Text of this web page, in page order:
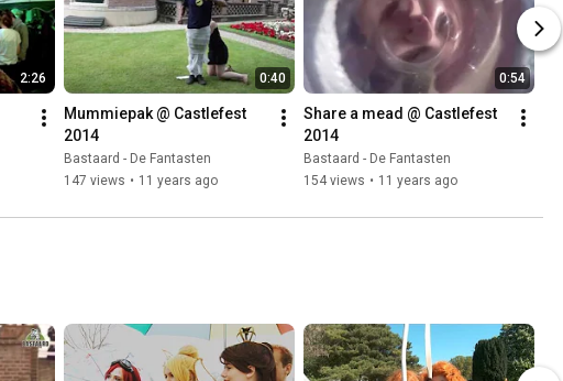
2:26 0:40
Mummiepak @ Castlefest
2014
Bastaard - De Fantasten
147 views • 11 years ago
0:54
Share a mead @ Castlefest
2014
Bastaard - De Fantasten
154 views • 11 years ago